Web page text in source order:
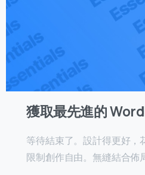
獲取最先進的
等待結束了。設計得更好，
限制創作自由。無縫結合佈